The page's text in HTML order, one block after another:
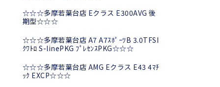
☆☆☆多摩若葉台店 Eクラス E300AVG 後
期型☆☆☆
☆☆☆多摩若葉台店 A7 A7ｽﾎﾟｰﾂB 3.0TFSI
ｸﾜﾄﾛ S-linePKG ﾌﾟﾚｾﾝｽPKG☆☆☆
☆☆☆多摩若葉台店 AMG Eクラス E43 4ﾏﾁ
ｯｸ EXCP☆☆☆